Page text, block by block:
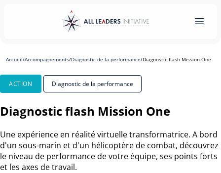
Accueil/Accompagnements/Diagnostic de la performance/Diagnostic flash Mission One
ACTION Diagnostic de la performance
Diagnostic flash Mission One
Une expérience en réalité virtuelle transformatrice. A bord
d'un sous-marin et d'un hélicoptère de combat, découvrez
le niveau de performance de votre équipe, ses points forts
et les axes de travail.